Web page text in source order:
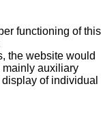
functioning of this
the website would
mainly auxiliary
of individual